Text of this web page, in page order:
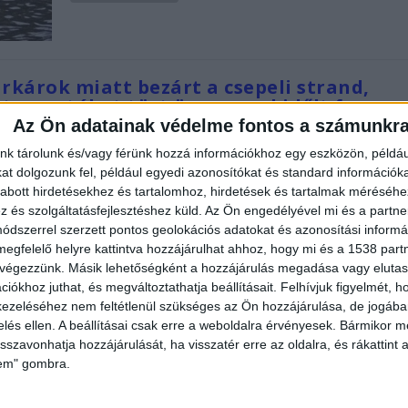
Az Ön adatainak védelme fontos a
tárolunk és/vagy férünk hozzá információkhoz egy eszközön,
dolgozunk fel, például egyedi azonosítókat és standard
hirdetésekhez és tartalomhoz, hirdetések és tartalmak
és szolgáltatásfejlesztéshez küld. Az Ön engedélyével mi és a
szerzett pontos geolokációs adatokat és azonosítási
helyre kattintva hozzájárulhat ahhoz, hogy mi és a 1538
Másik lehetőségként a hozzájárulás megadása vagy
juthat, és megváltoztathatja beállításait. Felhívjuk figyelmét,
nem feltétlenül szükséges az Ön hozzájárulása, de
ellen. A beállításai csak erre a weboldalra érvényesek. Bármikor
hozzájárulását, ha visszatér erre az oldalra, és rákattint
gombra.
miatt bezárt a csepeli strand,
autókat tört össze egy kidőlt fa
Környéke |2023.08.05. | szombat: 12:23
okozott Budapest-szerte az éjszakai vihar, ami
Magyarországon. Mindenhonnan érkeznek a durva
Épületeket veszélyeztetnek a fák A csepeli strandon is
Így harcolnak a csepeli diákok az